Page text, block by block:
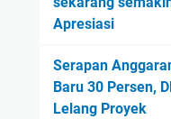
Apresiasi
Serapan
Baru 30 Persen,
Lelang Proyek